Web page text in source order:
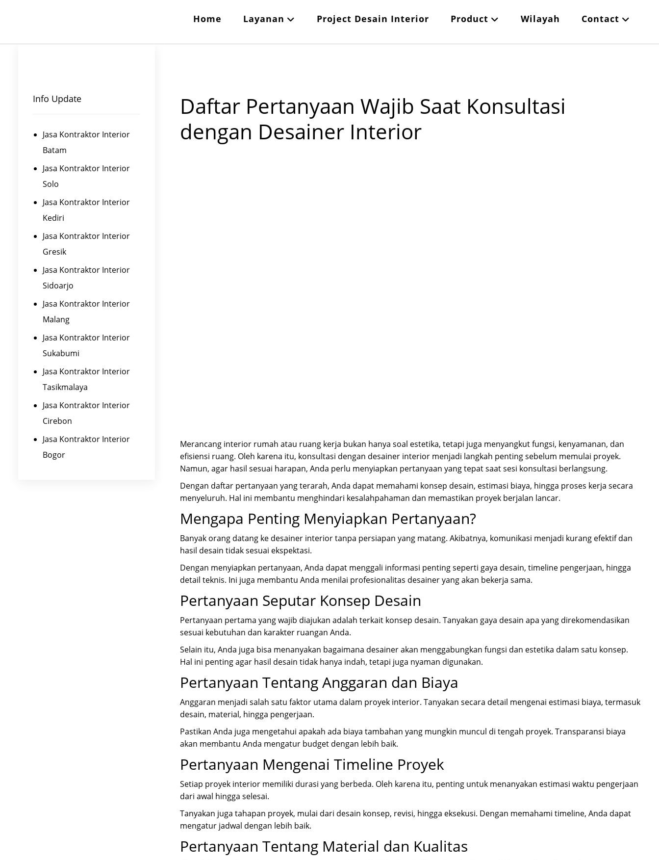
Home Layanan Project Desain Interior Product Wilayah Contact
Daftar Pertanyaan Wajib Saat Konsultasi
dengan Desainer Interior
Merancang interior rumah atau ruang kerja bukan hanya soal estetika, tetapi juga menyangkut fungsi, kenyamanan, dan
efisiensi ruang. Oleh karena itu, konsultasi dengan desainer interior menjadi langkah penting sebelum memulai proyek.
Namun, agar hasil sesuai harapan, Anda perlu menyiapkan pertanyaan yang tepat saat sesi konsultasi berlangsung.
Dengan daftar pertanyaan yang terarah, Anda dapat memahami konsep desain, estimasi biaya, hingga proses kerja secara
menyeluruh. Hal ini membantu menghindari kesalahpahaman dan memastikan proyek berjalan lancar.
Mengapa Penting Menyiapkan Pertanyaan?
Banyak orang datang ke desainer interior tanpa persiapan yang matang. Akibatnya, komunikasi menjadi kurang efektif dan
hasil desain tidak sesuai ekspektasi.
Dengan menyiapkan pertanyaan, Anda dapat menggali informasi penting seperti gaya desain, timeline pengerjaan, hingga
detail teknis. Ini juga membantu Anda menilai profesionalitas desainer yang akan bekerja sama.
Pertanyaan Seputar Konsep Desain
Pertanyaan pertama yang wajib diajukan adalah terkait konsep desain. Tanyakan gaya desain apa yang direkomendasikan
sesuai kebutuhan dan karakter ruangan Anda.
Selain itu, Anda juga bisa menanyakan bagaimana desainer akan menggabungkan fungsi dan estetika dalam satu konsep.
Hal ini penting agar hasil desain tidak hanya indah, tetapi juga nyaman digunakan.
Pertanyaan Tentang Anggaran dan Biaya
Anggaran menjadi salah satu faktor utama dalam proyek interior. Tanyakan secara detail mengenai estimasi biaya, termasuk
desain, material, hingga pengerjaan.
Pastikan Anda juga mengetahui apakah ada biaya tambahan yang mungkin muncul di tengah proyek. Transparansi biaya
akan membantu Anda mengatur budget dengan lebih baik.
Pertanyaan Mengenai Timeline Proyek
Setiap proyek interior memiliki durasi yang berbeda. Oleh karena itu, penting untuk menanyakan estimasi waktu pengerjaan
dari awal hingga selesai.
Tanyakan juga tahapan proyek, mulai dari desain konsep, revisi, hingga eksekusi. Dengan memahami timeline, Anda dapat
mengatur jadwal dengan lebih baik.
Pertanyaan Tentang Material dan Kualitas
Info Update
Jasa Kontraktor Interior
Batam
Jasa Kontraktor Interior
Solo
Jasa Kontraktor Interior
Kediri
Jasa Kontraktor Interior
Gresik
Jasa Kontraktor Interior
Sidoarjo
Jasa Kontraktor Interior
Malang
Jasa Kontraktor Interior
Sukabumi
Jasa Kontraktor Interior
Tasikmalaya
Jasa Kontraktor Interior
Cirebon
Jasa Kontraktor Interior
Bogor